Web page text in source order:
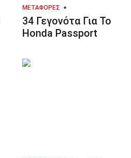
ΜΕΤΑΦΟΡΈΣ
34 Γεγονότα Για Το
Honda Passport